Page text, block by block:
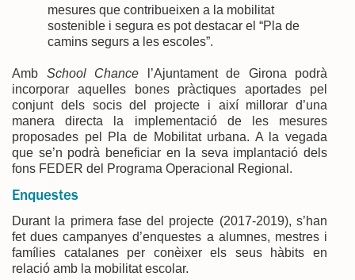
mesures que contribueixen a la mobilitat
sostenible i segura es pot destacar el “Pla de
camins segurs a les escoles”.
Amb School Chance l’Ajuntament de Girona podrà
incorporar aquelles bones pràctiques aportades pel
conjunt dels socis del projecte i així millorar d’una
manera directa la implementació de les mesures
proposades pel Pla de Mobilitat urbana. A la vegada
que se’n podrà beneficiar en la seva implantació dels
fons FEDER del Programa Operacional Regional.
Enquestes
Durant la primera fase del projecte (2017-2019), s’han
fet dues campanyes d’enquestes a alumnes, mestres i
famílies catalanes per conèixer els seus hàbits en
relació amb la mobilitat escolar.